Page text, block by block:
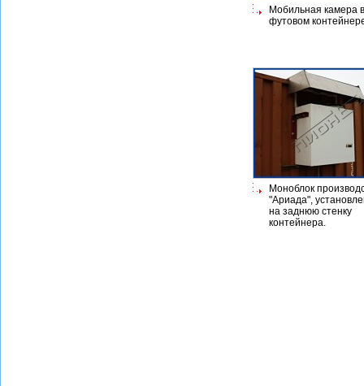
Мобильная камера
футовом
Моноблок
"Ариада",
на заднюю стенку
контейнера.